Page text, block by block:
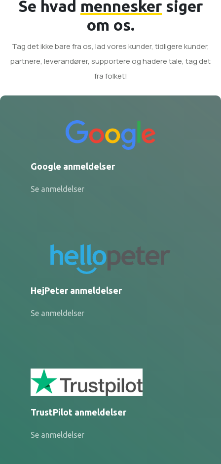
Se hvad mennesker siger
om os.
Tag det ikke bare fra os, lad vores kunder, tidligere kunder,
partnere, leverandører, supportere og hadere tale, tag det
fra folket!
Google anmeldelser
Se anmeldelser
HejPeter anmeldelser
Se anmeldelser
TrustPilot anmeldelser
Se anmeldelser